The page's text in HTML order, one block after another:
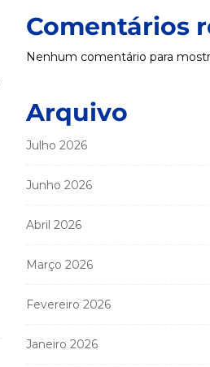
Comentários
Nenhum comentário para
Arquivo
Julho 2026
Junho 2026
Abril 2026
Março 2026
Fevereiro 2026
Janeiro 2026